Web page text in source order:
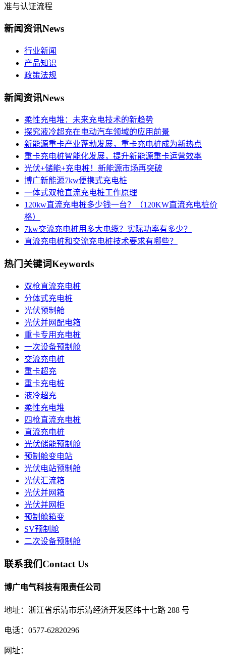
准与认证流程
新闻资讯News
行业新闻
产品知识
政策法规
新闻资讯News
柔性充电堆：未来充电技术的新趋势
探究液冷超充在电动汽车领域的应用前景
新能源重卡产业蓬勃发展，重卡充电桩成为新热点
重卡充电桩智能化发展，提升新能源重卡运营效率
光伏+储能+充电桩！新能源市场再突破
博广新能源7kw便携式充电桩
一体式双枪直流充电桩工作原理
120kw直流充电桩多少钱一台？（120KW直流充电桩价
格）
7kw交流充电桩用多大电缆？实际功率有多少？
直流充电桩和交流充电桩技术要求有哪些？
热门关键词Keywords
双枪直流充电桩
分体式充电桩
光伏预制舱
光伏并网配电箱
重卡专用充电桩
一次设备预制舱
交流充电桩
重卡超充
重卡充电桩
液冷超充
柔性充电堆
四枪直流充电桩
直流充电桩
光伏储能预制舱
预制舱变电站
光伏电站预制舱
光伏汇流箱
光伏并网箱
光伏并网柜
预制舱箱变
SV预制舱
二次设备预制舱
联系我们Contact Us
博广电气科技有限责任公司
地址：浙江省乐清市乐清经济开发区纬十七路 288 号
电话：0577-62820296
网址：